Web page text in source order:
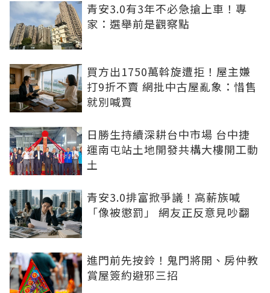
青安3.0有3年不必急搶上車！專
家：選舉前是觀察點
買方出1750萬斡旋遭拒！屋主嫌
打9折不賣 網批中古屋亂象：惜售
就別喊賣
日勝生持續深耕台中市場 台中捷
運南屯站土地開發共構大樓開工動
土
青安3.0排富掀爭議！高薪族喊
「像被懲罰」 網友正反意見吵翻
進門前先按鈴！鬼門將開、房仲教
賞屋簽約避邪三招